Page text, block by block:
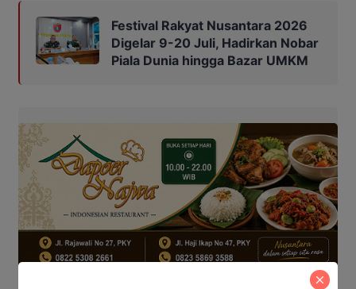
Festival Rakyat Nusantara 2026
Digelar 9-20 Juli, Hadirkan Nobar
Piala Dunia hingga Bazar UMKM